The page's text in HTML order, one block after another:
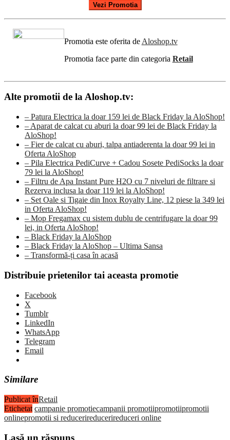
Vezi Promotia
Promotia este oferita de Aloshop.tv
Promotia face parte din categoria Retail
Alte promotii de la Aloshop.tv:
– Patura Electrica la doar 159 lei de Black Friday la AloShop!
– Aparat de calcat cu aburi la doar 99 lei de Black Friday la
AloShop!
– Fier de calcat cu aburi, talpa antiaderenta la doar 99 lei in
Oferta AloShop
– Pila Electrica PediCurve + Cadou Sosete PediSocks la doar
79 lei la AloShop!
– Filtru de Apa Instant Pure H2O cu 7 niveluri de filtrare si
Rezerva inclusa la doar 119 lei la AloShop!
– Set Oale si Tigaie din Inox Royalty Line, 12 piese la 349 lei
in Oferta AloShop!
– Mop Fregamax cu sistem dublu de centrifugare la doar 99
lei, in Oferta AloShop!
– Black Friday la AloShop
– Black Friday la AloShop – Ultima Sansa
– Transformă-ți casa în acasă
Distribuie prietenilor tai aceasta promotie
Facebook
X
Tumblr
LinkedIn
WhatsApp
Telegram
Email
Similare
Publicat înRetail
Etichetat campanie promotiecampanii promotiipromotiipromotii
onlinepromotii si reducerireducerireduceri online
Lasă un răspuns